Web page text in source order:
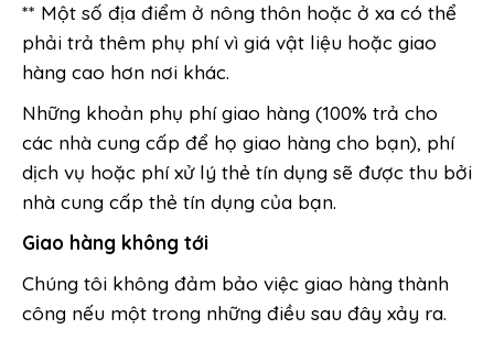
** Một số địa điểm ở nông thôn hoặc ở xa có thể
phải trả thêm phụ phí vì giá vật liệu hoặc giao
hàng cao hơn nơi khác.
Những khoản phụ phí giao hàng (100% trả cho
các nhà cung cấp để họ giao hàng cho bạn), phí
dịch vụ hoặc phí xử lý thẻ tín dụng sẽ được thu bởi
nhà cung cấp thẻ tín dụng của bạn.
Giao hàng không tới
Chúng tôi không đảm bảo việc giao hàng thành
công nếu một trong những điều sau đây xảy ra.